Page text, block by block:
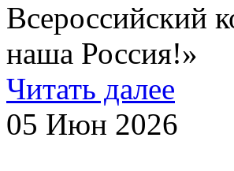
Всероссийский
наша Россия!»
Читать далее
05 Июн 2026